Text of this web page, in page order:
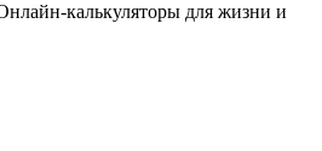
калькуляторы для жизни и